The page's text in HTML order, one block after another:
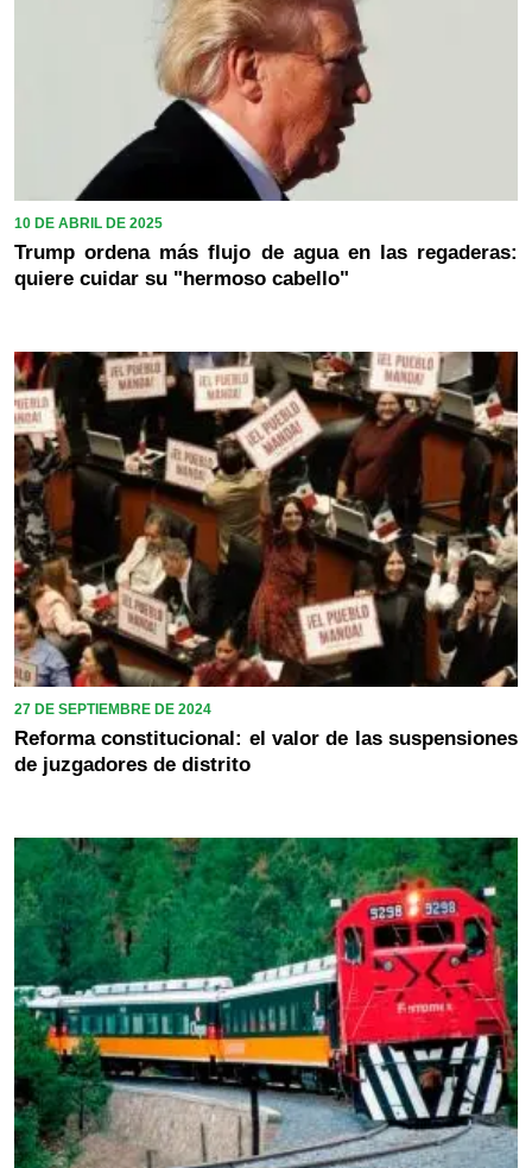
10 DE ABRIL DE 2025
Trump ordena más flujo de agua en las regaderas:
quiere cuidar su "hermoso cabello"
27 DE SEPTIEMBRE DE 2024
Reforma constitucional: el valor de las suspensiones
de juzgadores de distrito